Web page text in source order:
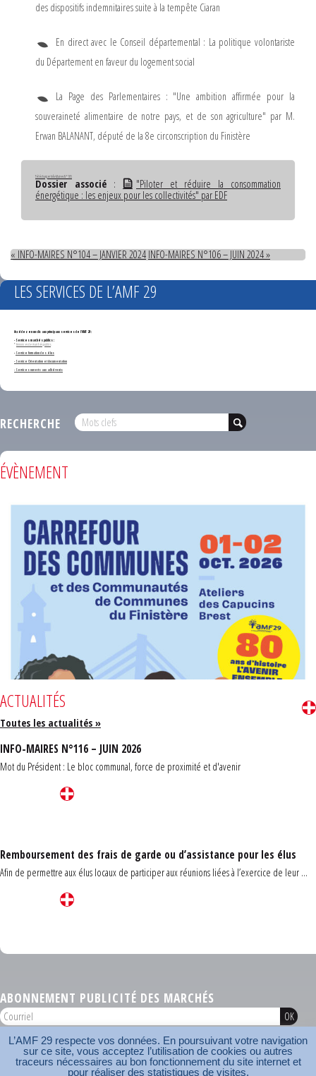
des dispositifs indemnitaires suite à la tempête Ciaran
En direct avec le Conseil départemental : La politique volontariste
du Département en faveur du logement social
La Page des Parlementaires : "Une ambition affirmée pour la
souveraineté alimentaire de notre pays, et de son agriculture" par M.
Erwan BALANANT, député de la 8e circonscription du Finistère
Télécharger Info-Maires N°105
Dossier associé :
"Piloter et réduire la consommation
énergétique : les enjeux pour les collectivités" par EDF
« INFO-MAIRES N°104 – JANVIER 2024 INFO-MAIRES N°106 – JUIN 2024 »
LES SERVICES DE L’AMF 29
Accédez en un clic aux principaux services de l'AMF 29 :
- Services marchés publics :
*Annonces de marchés publics
-Service formation des élus
- Service Orientation et documentation
- Services ouverts aux adhérents
RECHERCHE
ÉVÈNEMENT
ACTUALITÉS
Toutes les actualités »
INFO-MAIRES N°116 – JUIN 2026
Mot du Président : Le bloc communal, force de proximité et d'avenir
Remboursement des frais de garde ou d’assistance pour les élus
Afin de permettre aux élus locaux de participer aux réunions liées à l’exercice de leur ...
ABONNEMENT PUBLICITÉ DES MARCHÉS
AMF 29 © 2026
Plan du site Nos coordonnées Mentions légales
Contact
L’AMF 29 respecte vos données. En poursuivant votre navigation
sur ce site, vous acceptez l’utilisation de cookies ou autres
traceurs nécessaires au bon fonctionnement du site internet et
pour réaliser des statistiques de visites.